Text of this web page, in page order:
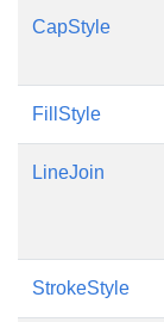
CapStyle
FillStyle
LineJoin
StrokeStyle